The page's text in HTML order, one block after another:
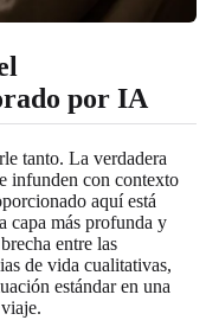
por IA
tanto. La verdadera
infunden con contexto
aquí está
capa más profunda y
entre las
de vida cualitativas,
estándar en una